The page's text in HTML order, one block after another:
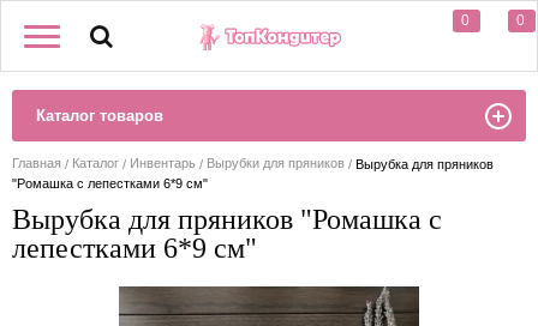
0 0
Каталог товаров
Главная Каталог Инвентарь Вырубки для пряников
Вырубка для пряников
"Ромашка с лепестками 6*9 см"
Вырубка для пряников "Ромашка с
лепестками 6*9 см"